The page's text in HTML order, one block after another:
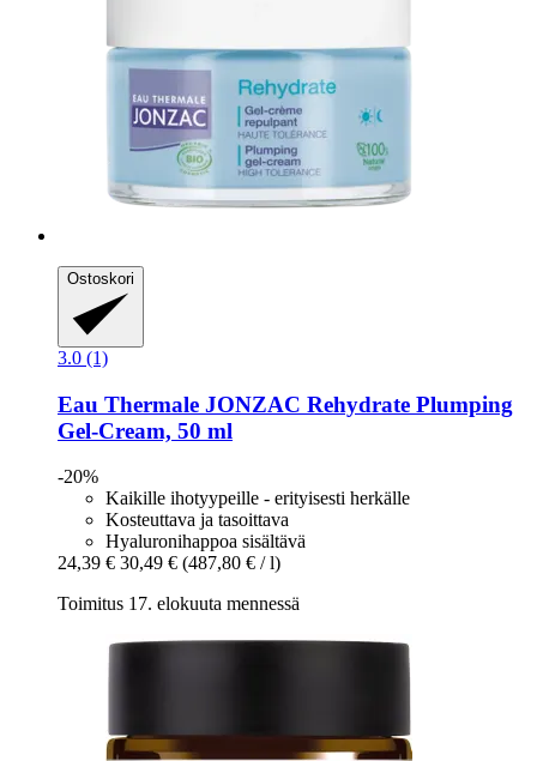
Ostoskori
3.0 (1)
Eau Thermale JONZAC Rehydrate Plumping
Gel-​Cream, 50 ml
-20%
Kaikille ihotyypeille - erityisesti herkälle
Kosteuttava ja tasoittava
Hyaluronihappoa sisältävä
24,39 € 30,49 € (487,80 € / l)
Toimitus 17. elokuuta mennessä